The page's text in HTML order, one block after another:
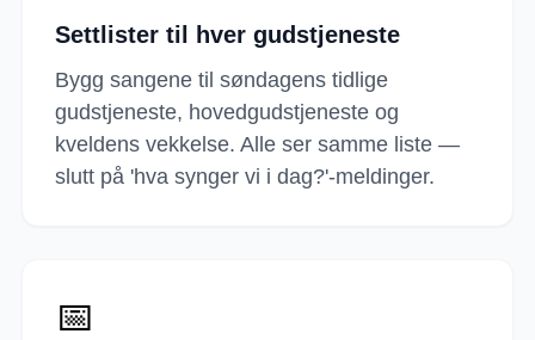
Settlister til hver gudstjeneste
Bygg sangene til søndagens tidlige
gudstjeneste, hovedgudstjeneste og
kveldens vekkelse. Alle ser samme liste —
slutt på 'hva synger vi i dag?'-meldinger.
📅